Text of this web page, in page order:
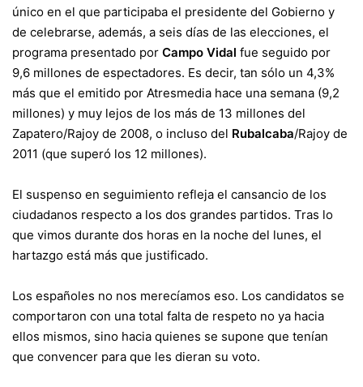
único en el que participaba el presidente del Gobierno y
de celebrarse, además, a seis días de las elecciones, el
programa presentado por Campo Vidal fue seguido por
9,6 millones de espectadores. Es decir, tan sólo un 4,3%
más que el emitido por Atresmedia hace una semana (9,2
millones) y muy lejos de los más de 13 millones del
Zapatero/Rajoy de 2008, o incluso del Rubalcaba/Rajoy de
2011 (que superó los 12 millones).
El suspenso en seguimiento refleja el cansancio de los
ciudadanos respecto a los dos grandes partidos. Tras lo
que vimos durante dos horas en la noche del lunes, el
hartazgo está más que justificado.
Los españoles no nos merecíamos eso. Los candidatos se
comportaron con una total falta de respeto no ya hacia
ellos mismos, sino hacia quienes se supone que tenían
que convencer para que les dieran su voto.